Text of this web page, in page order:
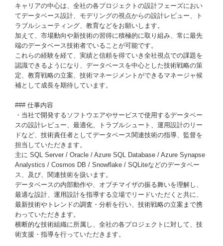
キャリアの中心は、全社の各プロジェクトの設計フェーズにおい
てデータベース設計、モデリングの視点からの設計レビュー、ト
ラブルシューティング、教育などをお願いします。
加えて、市場動向や新技術の習得に積極的に取り組み、常に最先
端のデータベース技術者でいることが可能です。
これらの経験を経て、実績と信頼を得ていき全社視点での課題を
認識できるようになり、データベースを中心とした技術戦略の策
定、教育戦略の立案、技術マネージメントができるマネージャ候
補として成長を期待しています。
### 仕事内容
・当社で開発するソフトウエアやサービスで使用するデータベー
スの設計レビュー、最適化、トラブルシュート、運用設計のリー
ドなど、技術責任者としてデータベース関連技術の指導、監督を
担当していただきます。
主に SQL Server / Oracle / Azure SQL Database / Azure Synapse
Analystics / Cosmos DB / Snowflake / SQLiteなどのデータベー
ス、及び、関連技術を扱います。
データベースの内部動作や、オプチマイザの振る舞いを理解し、
最適な設計、運用設計を指導する立場でリードいただくと共に、
最新技術やトレンドの調査・分析を行い、技術戦略の立案まで携
わっていただきます。
横断的な技術組織に所属し、全社の各プロジェクトに対して、技
術支援・指導を行っていただきます。